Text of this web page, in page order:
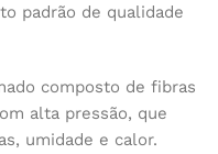
padrão de qualidade
composto de fibras
alta pressão, que
umidade e calor.